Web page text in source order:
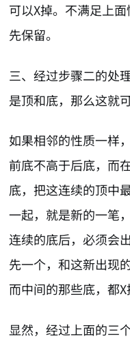
可以X掉。不满足上
先保留。
三、经过步骤二的处
是顶和底，那么这就
如果相邻的性质一样
前底不高于后底，而
底，把这连续的顶中
一起，就是新的一笔
连续的底后，必须会
先一个，和这新出现
而中间的那些底，都X
显然，经过上面的三